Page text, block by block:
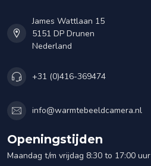
James Wattlaan 15
5151 DP Drunen
Nederland
+31 (0)416-369474
info@warmtebeeldcamera.nl
Openingstijden
Maandag t/m vrijdag 8:30 to 17:00 uur